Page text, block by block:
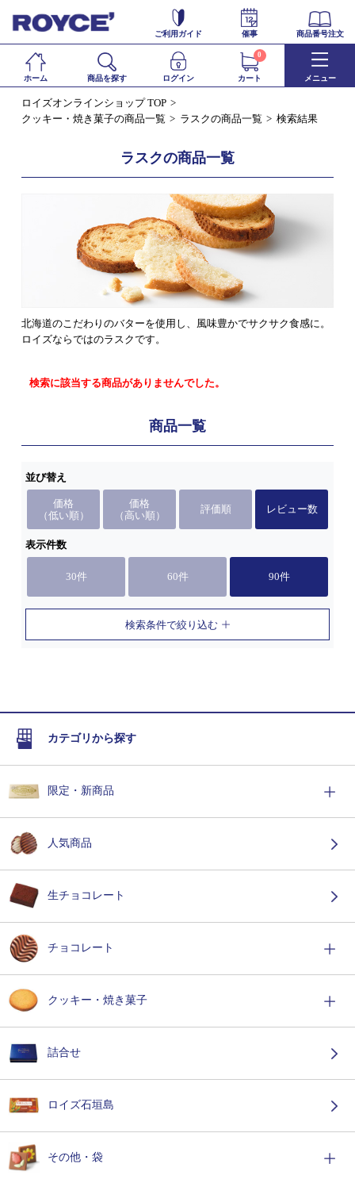
ご利用ガイド 催事 商品番号注文
ホーム 商品を探す ログイン カート
0
メニュー
ロイズオンラインショップ TOP
クッキー・焼き菓子の商品一覧
ラスクの商品一覧 検索結果
ラスクの商品一覧
北海道のこだわりのバターを使用し、風味豊かでサクサク食感に。
ロイズならではのラスクです。
検索に該当する商品がありませんでした。
商品一覧
並び替え
価格
（低い順）
価格
（高い順）
評価順 レビュー数
表示件数
30件 60件 90件
検索条件で絞り込む
カテゴリから探す
限定・新商品
人気商品
生チョコレート
チョコレート
クッキー・焼き菓子
詰合せ
ロイズ石垣島
その他・袋